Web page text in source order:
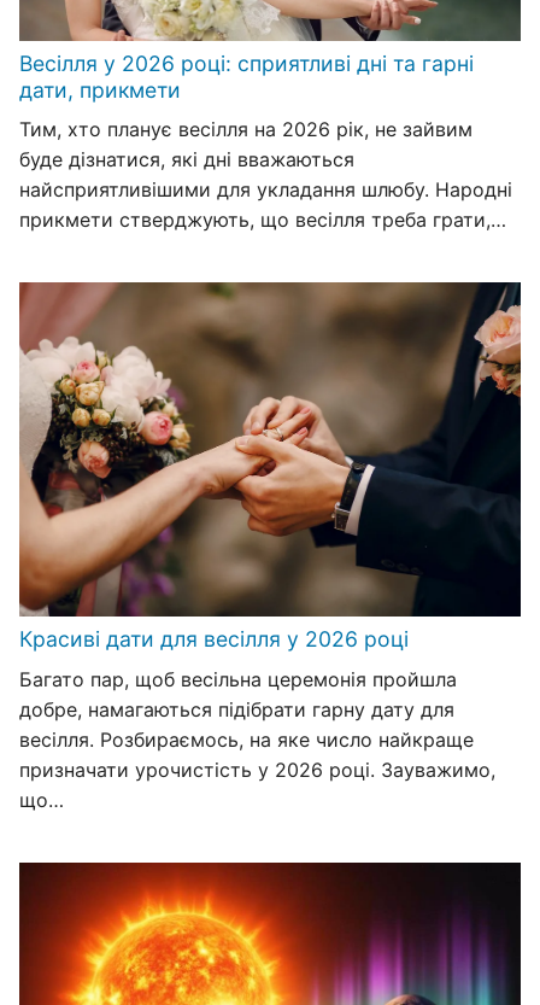
Весілля у 2026 році: сприятливі дні та гарні
дати, прикмети
Тим, хто планує весілля на 2026 рік, не зайвим
буде дізнатися, які дні вважаються
найсприятливішими для укладання шлюбу. Народні
прикмети стверджують, що весілля треба грати,…
Красиві дати для весілля у 2026 році
Багато пар, щоб весільна церемонія пройшла
добре, намагаються підібрати гарну дату для
весілля. Розбираємось, на яке число найкраще
призначати урочистість у 2026 році. Зауважимо,
що…